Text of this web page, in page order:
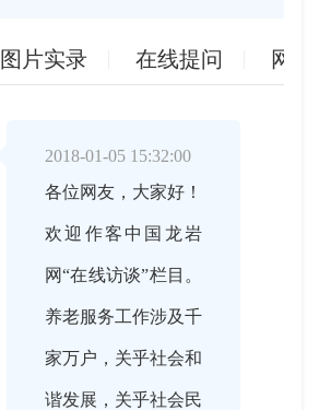
图片实录 在线提问 网
2018-01-05 15:32:00
各位网友，大家好！
欢迎作客中国龙岩
网“在线访谈”栏目。
养老服务工作涉及千
家万户，关乎社会和
谐发展，关乎社会民